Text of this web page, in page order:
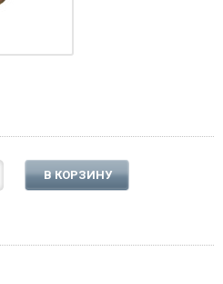
В КОРЗИНУ